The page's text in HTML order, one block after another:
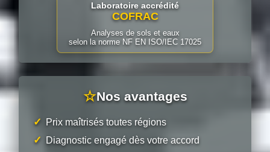
Laboratoire accrédité
COFRAC
Analyses de sols et eaux
selon la norme NF EN ISO/IEC 17025
☆Nos avantages
✓ Prix maîtrisés toutes régions
✓ Diagnostic engagé dès votre accord